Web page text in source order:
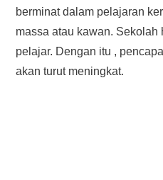
berminat dalam pelajaran
massa atau kawan.
pelajar. Dengan itu ,
akan turut meningkat.